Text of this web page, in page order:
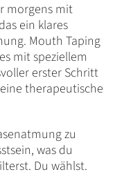
morgens mit
ein klares
Mouth Taping
mit speziellem
erster Schritt
therapeutische
zu
was du
Du wählst.